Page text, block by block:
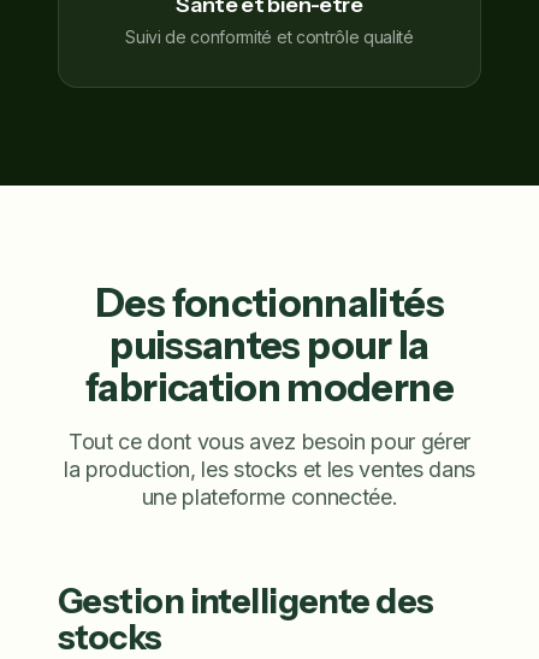
Suivi de conformité et contrôle qualité
Des fonctionnalités
puissantes pour la
fabrication moderne
Tout ce dont vous avez besoin pour gérer
la production, les stocks et les ventes dans
une plateforme connectée.
Gestion intelligente des
stocks